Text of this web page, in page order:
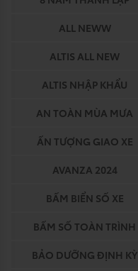
ALL NEWW
ALTIS ALL NEW
ALTIS NHẬP KHẨU
AN TOÀN MÙA MƯA
ẤN TƯỢNG GIAO XE
AVANZA 2024
BẤM BIỂN SỐ XE
BẤM SỐ TOÀN TRÌNH
BẢO DƯỠNG ĐỊNH KỲ